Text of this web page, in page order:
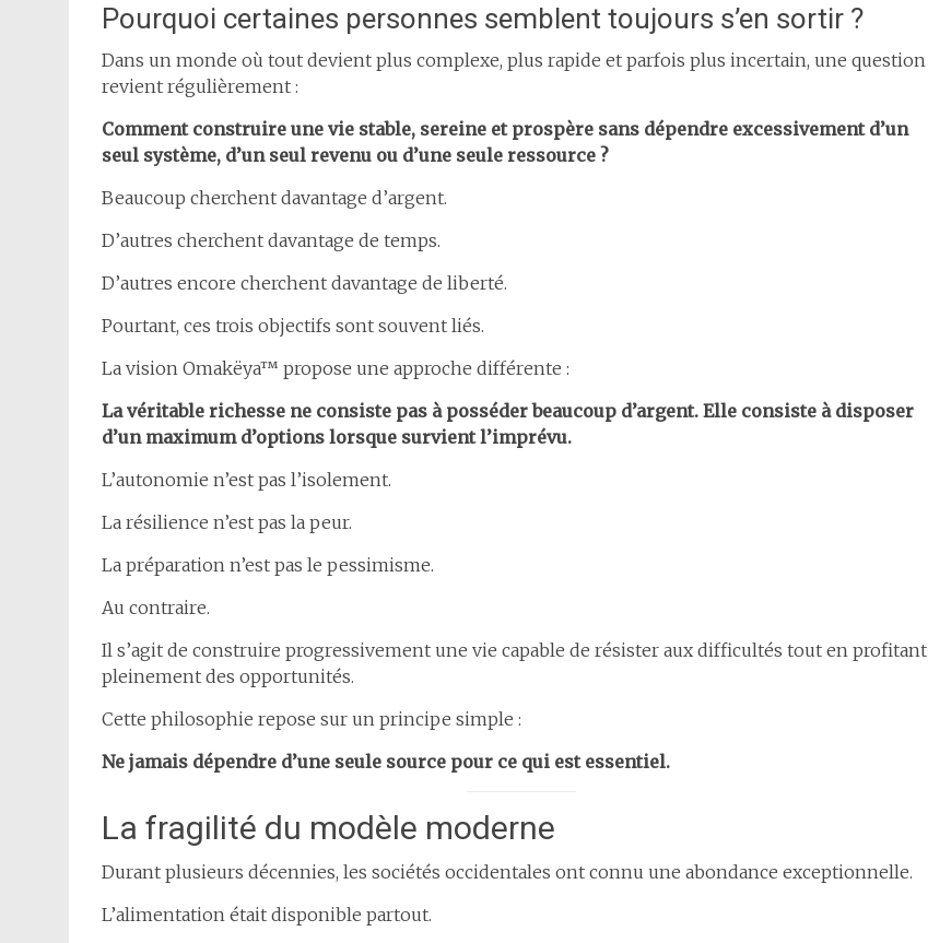
Pourquoi certaines personnes semblent toujours s’en sortir ?
Dans un monde où tout devient plus complexe, plus rapide et parfois plus incertain, une question
revient régulièrement :
Comment construire une vie stable, sereine et prospère sans dépendre excessivement d’un
seul système, d’un seul revenu ou d’une seule ressource ?
Beaucoup cherchent davantage d’argent.
D’autres cherchent davantage de temps.
D’autres encore cherchent davantage de liberté.
Pourtant, ces trois objectifs sont souvent liés.
La vision Omakëya™ propose une approche différente :
La véritable richesse ne consiste pas à posséder beaucoup d’argent. Elle consiste à disposer
d’un maximum d’options lorsque survient l’imprévu.
L’autonomie n’est pas l’isolement.
La résilience n’est pas la peur.
La préparation n’est pas le pessimisme.
Au contraire.
Il s’agit de construire progressivement une vie capable de résister aux difficultés tout en profitant
pleinement des opportunités.
Cette philosophie repose sur un principe simple :
Ne jamais dépendre d’une seule source pour ce qui est essentiel.
La fragilité du modèle moderne
Durant plusieurs décennies, les sociétés occidentales ont connu une abondance exceptionnelle.
L’alimentation était disponible partout.